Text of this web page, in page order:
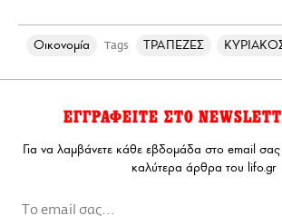
Οικονομία Tags ΤΡΑΠΕΖΕΣ
ΕΓΓΡΑΦΕΙΤΕ ΣΤΟ
Για να λαμβάνετε κάθε εβδομάδα στο email σας
καλύτερα άρθρα του lifo.gr